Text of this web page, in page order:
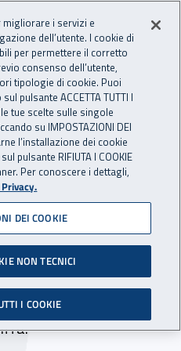
Nazionale
Apri cerca
del Commissario Straordinario
119 del 23
i servizi e
dell’utente. I cookie di
per permettere il corretto
consenso dell’utente,
tipologie di cookie. Puoi
pulsante ACCETTA TUTTI I
tue scelte sulle singole
su IMPOSTAZIONI DEI
l’installazione dei cookie
pulsante RIFIUTA I COOKIE
Per conoscere i dettagli,
DEI COOKIE
NON TECNICI
I COOKIE